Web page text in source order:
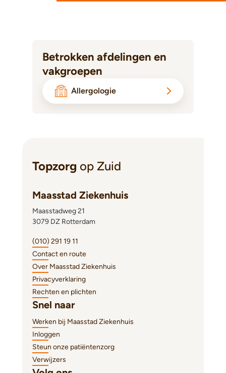
Betrokken afdelingen en
vakgroepen
Allergologie
Topzorg op Zuid
Maasstad Ziekenhuis
Maasstadweg 21
3079 DZ Rotterdam
(010) 291 19 11
Contact en route
Over Maasstad Ziekenhuis
Privacyverklaring
Rechten en plichten
Snel naar
Werken bij Maasstad Ziekenhuis
Inloggen
Steun onze patiëntenzorg
Verwijzers